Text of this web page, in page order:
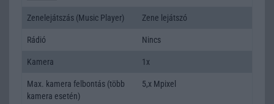
Zenelejátszás (Music Player) Zene lejátszó
Rádió Nincs
Kamera 1x
Max. kamera felbontás (több
kamera esetén)
5,x Mpixel